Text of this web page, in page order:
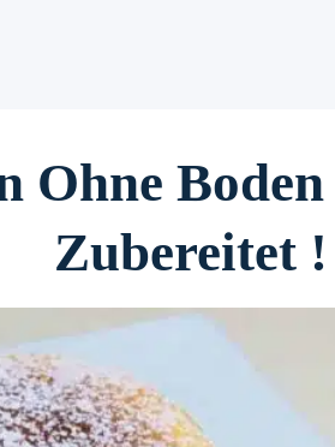
Ohne
Zubereitet !